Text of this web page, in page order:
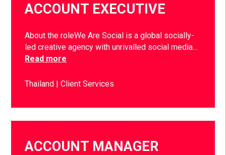
ACCOUNT EXECUTIVE
About the roleWe Are Social is a global socially-
led creative agency with unrivalled social media…
Read more
Thailand Client Services
ACCOUNT MANAGER